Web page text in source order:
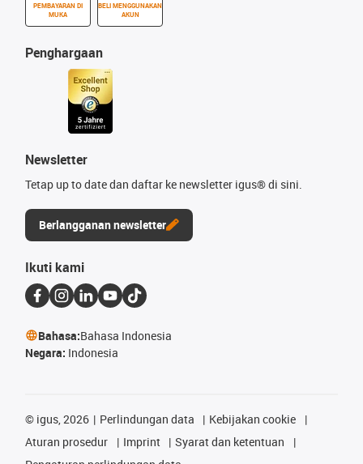
PEMBAYARAN DI
MUKA
BELI MENGGUNAKAN
AKUN
Penghargaan
Newsletter
Tetap up to date dan daftar ke newsletter igus® di sini.
Berlangganan newsletter
Ikuti kami
Bahasa:Bahasa Indonesia
Negara: Indonesia
© igus, 2026 Perlindungan data
Kebijakan cookie
Aturan prosedur
Imprint
Syarat dan ketentuan